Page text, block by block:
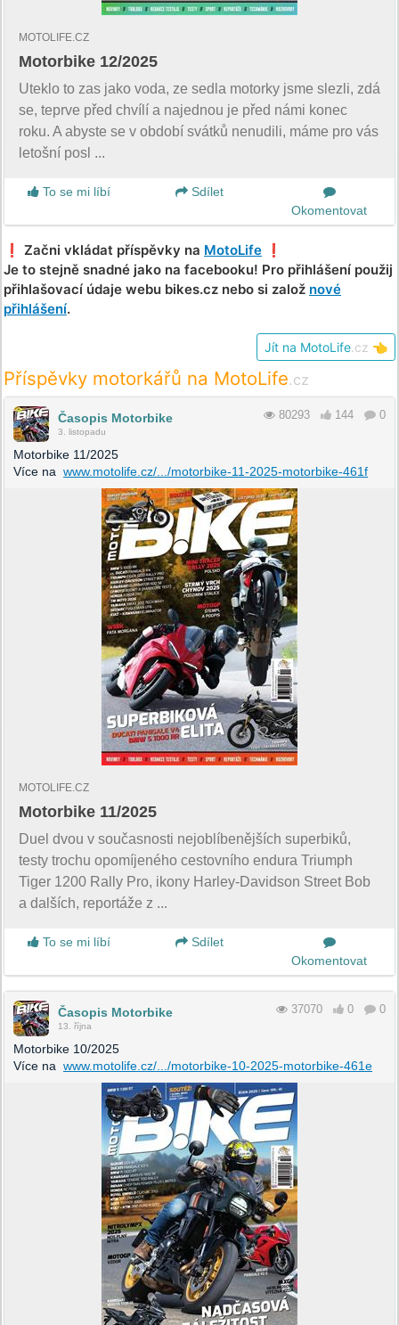
MOTOLIFE.CZ
Motorbike 12/2025
Uteklo to zas jako voda, ze sedla motorky jsme slezli, zdá
se, teprve před chvílí a najednou je před námi konec
roku. A abyste se v období svátků nenudili, máme pro vás
letošní posl ...
To se mi líbí
Sdílet
Okomentovat
❗️ Začni vkládat příspěvky na MotoLife ❗️
Je to stejně snadné jako na facebooku! Pro přihlášení použij
přihlašovací údaje webu bikes.cz nebo si založ nové
přihlášení.
Jít na MotoLife .cz 👈
Příspěvky motorkářů na MotoLife.cz
Časopis Motorbike
3. listopadu
80293 144 0
Motorbike 11/2025
Více na www.motolife.cz/.../motorbike-11-2025-motorbike-461f
MOTOLIFE.CZ
Motorbike 11/2025
Duel dvou v současnosti nejoblíbenějších superbiků,
testy trochu opomíjeného cestovního endura Triumph
Tiger 1200 Rally Pro, ikony Harley-Davidson Street Bob
a dalších, reportáže z ...
To se mi líbí
Sdílet
Okomentovat
Časopis Motorbike
13. října
37070 0 0
Motorbike 10/2025
Více na www.motolife.cz/.../motorbike-10-2025-motorbike-461e